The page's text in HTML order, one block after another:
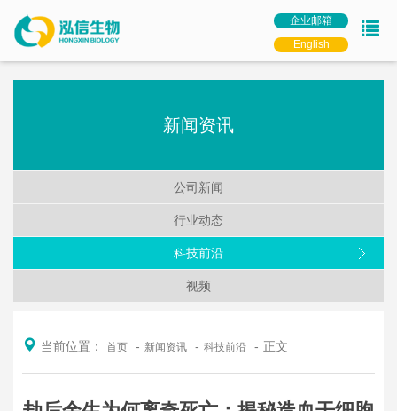
企业邮箱
English
新闻资讯
公司新闻
行业动态
科技前沿
视频
当前位置： 首页 新闻资讯 科技前沿 正文